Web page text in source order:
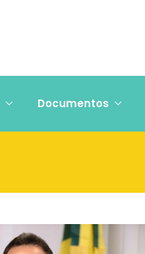
Documentos